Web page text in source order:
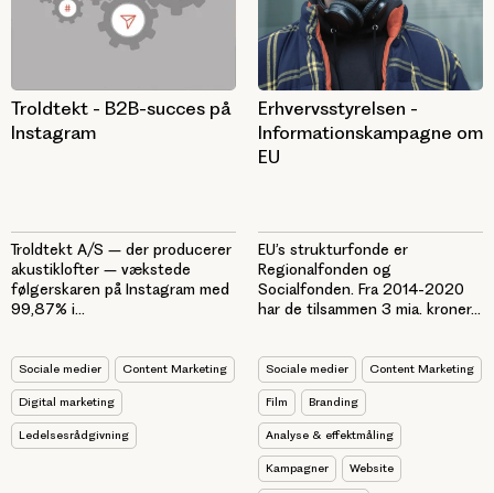
Troldtekt - B2B-succes på
Instagram
Troldtekt A/S – der producerer
akustiklofter – vækstede
følgerskaren på Instagram med
99,87% i...
Sociale medier Content Marketing
Digital marketing
Ledelsesrådgivning
Erhvervsstyrelsen -
Informationskampagne om
EU
EU’s strukturfonde er
Regionalfonden og
Socialfonden. Fra 2014-2020
har de tilsammen 3 mia. kroner...
Sociale medier Content Marketing
Film Branding
Analyse & effektmåling
Kampagner Website